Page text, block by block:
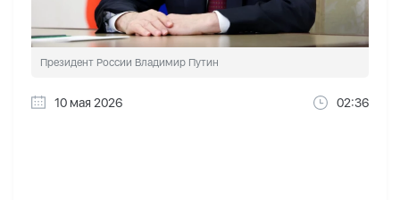
Президент России Владимир Путин
10 мая 2026 02:36